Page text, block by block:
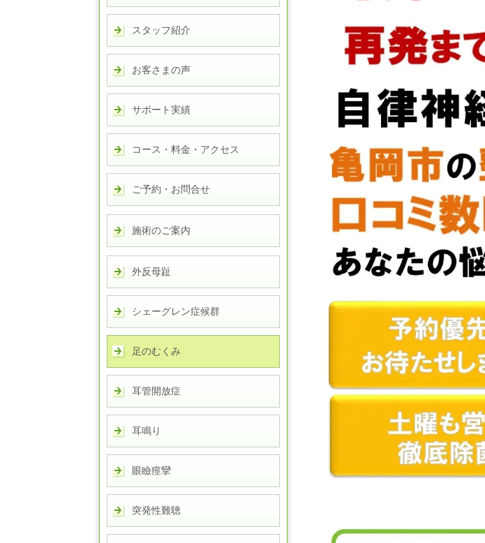
スタッフ紹介
お客さまの声
サポート実績
コース・料金・アクセス
ご予約・お問合せ
施術のご案内
外反母趾
シェーグレン症候群
足のむくみ
耳管開放症
耳鳴り
眼瞼痙攣
突発性難聴